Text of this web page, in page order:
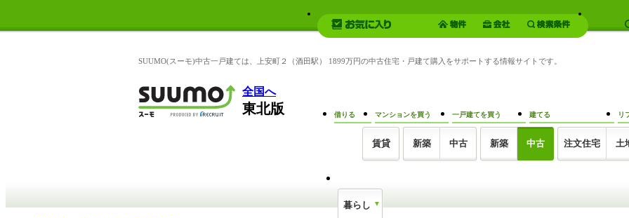
SUUMO(スーモ)中古一戸建ては、上安町２（酒田駅） 1899万円の中古住宅・戸建て購入をサポートする情報サイトです。
全国へ
東北版 借りる
賃貸
マンションを買う
新築 中古
一戸建てを買う
新築 中古
建てる
注文住宅 土
リ
暮らし